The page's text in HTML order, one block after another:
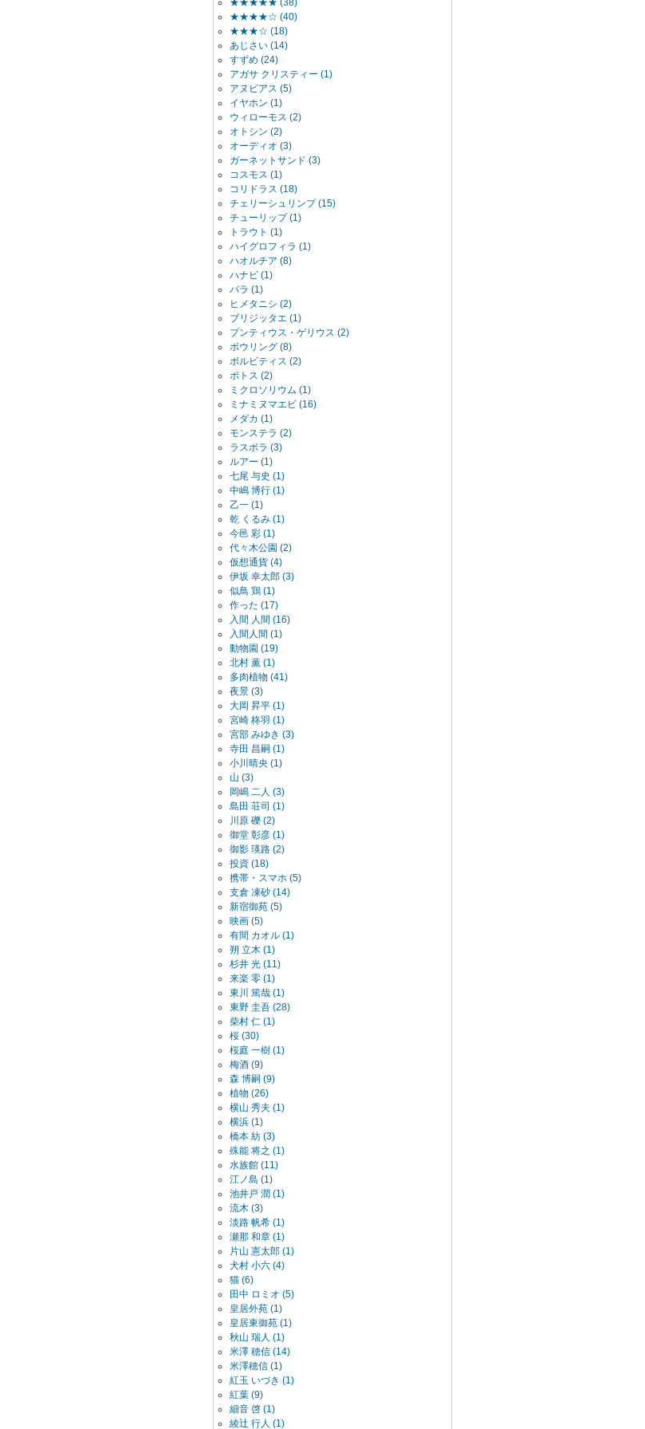
★★★★★ (38)
★★★★☆ (40)
★★★☆ (18)
あじさい (14)
すずめ (24)
アガサ クリスティー (1)
アヌビアス (5)
イヤホン (1)
ウィローモス (2)
オトシン (2)
オーディオ (3)
ガーネットサンド (3)
コスモス (1)
コリドラス (18)
チェリーシュリンプ (15)
チューリップ (1)
トラウト (1)
ハイグロフィラ (1)
ハオルチア (8)
ハナビ (1)
バラ (1)
ヒメタニシ (2)
ブリジッタエ (1)
プンティウス・ゲリウス (2)
ボウリング (8)
ボルビティス (2)
ポトス (2)
ミクロソリウム (1)
ミナミヌマエビ (16)
メダカ (1)
モンステラ (2)
ラスボラ (3)
ルアー (1)
七尾 与史 (1)
中嶋 博行 (1)
乙一 (1)
乾 くるみ (1)
今邑 彩 (1)
代々木公園 (2)
仮想通貨 (4)
伊坂 幸太郎 (3)
似鳥 鶏 (1)
作った (17)
入間 人間 (16)
入間人間 (1)
動物園 (19)
北村 薫 (1)
多肉植物 (41)
夜景 (3)
大岡 昇平 (1)
宮崎 柊羽 (1)
宮部 みゆき (3)
寺田 昌嗣 (1)
小川晴央 (1)
山 (3)
岡嶋 二人 (3)
島田 荘司 (1)
川原 礫 (2)
御堂 彰彦 (1)
御影 瑛路 (2)
投資 (18)
携帯・スマホ (5)
支倉 凍砂 (14)
新宿御苑 (5)
映画 (5)
有間 カオル (1)
朔 立木 (1)
杉井 光 (11)
来楽 零 (1)
東川 篤哉 (1)
東野 圭吾 (28)
柴村 仁 (1)
桜 (30)
桜庭 一樹 (1)
梅酒 (9)
森 博嗣 (9)
植物 (26)
横山 秀夫 (1)
横浜 (1)
橋本 紡 (3)
殊能 将之 (1)
水族館 (11)
江ノ島 (1)
池井戸 潤 (1)
流木 (3)
淡路 帆希 (1)
瀬那 和章 (1)
片山 憲太郎 (1)
犬村 小六 (4)
猫 (6)
田中 ロミオ (5)
皇居外苑 (1)
皇居東御苑 (1)
秋山 瑞人 (1)
米澤 穂信 (14)
米澤穂信 (1)
紅玉 いづき (1)
紅葉 (9)
細音 啓 (1)
綾辻 行人 (1)